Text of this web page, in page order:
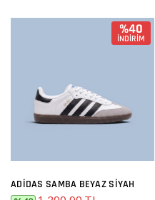
%40
İNDİRİM
ADIDAS SAMBA BEYAZ SIYAH